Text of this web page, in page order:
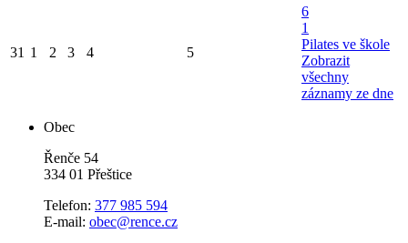
31 1 2 3 4 5
6
1
Pilates ve škole
Zobrazit
všechny
záznamy ze dne
Obec
Řenče 54
334 01 Přeštice
Telefon: 377 985 594
E-mail: obec@rence.cz